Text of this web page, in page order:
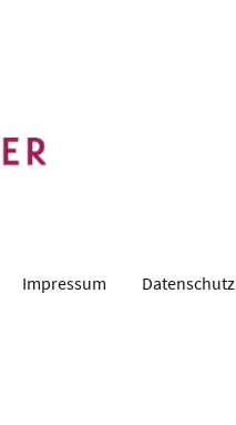
Impressum Datenschutz